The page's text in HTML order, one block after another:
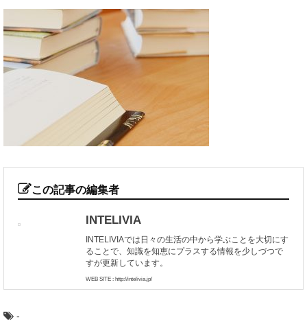
この記事の編集者
INTELIVIA
INTELIVIAでは日々の生活の中から学ぶことを大切にす
ることで、知識を知恵にプラスする情報を少しづつで
すが更新しています。
WEB SITE : http://intelivia.jp/
-